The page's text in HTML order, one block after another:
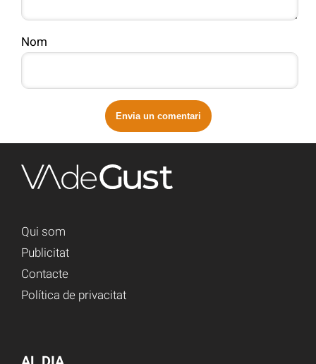
Nom
Qui som
Publicitat
Contacte
Política de privacitat